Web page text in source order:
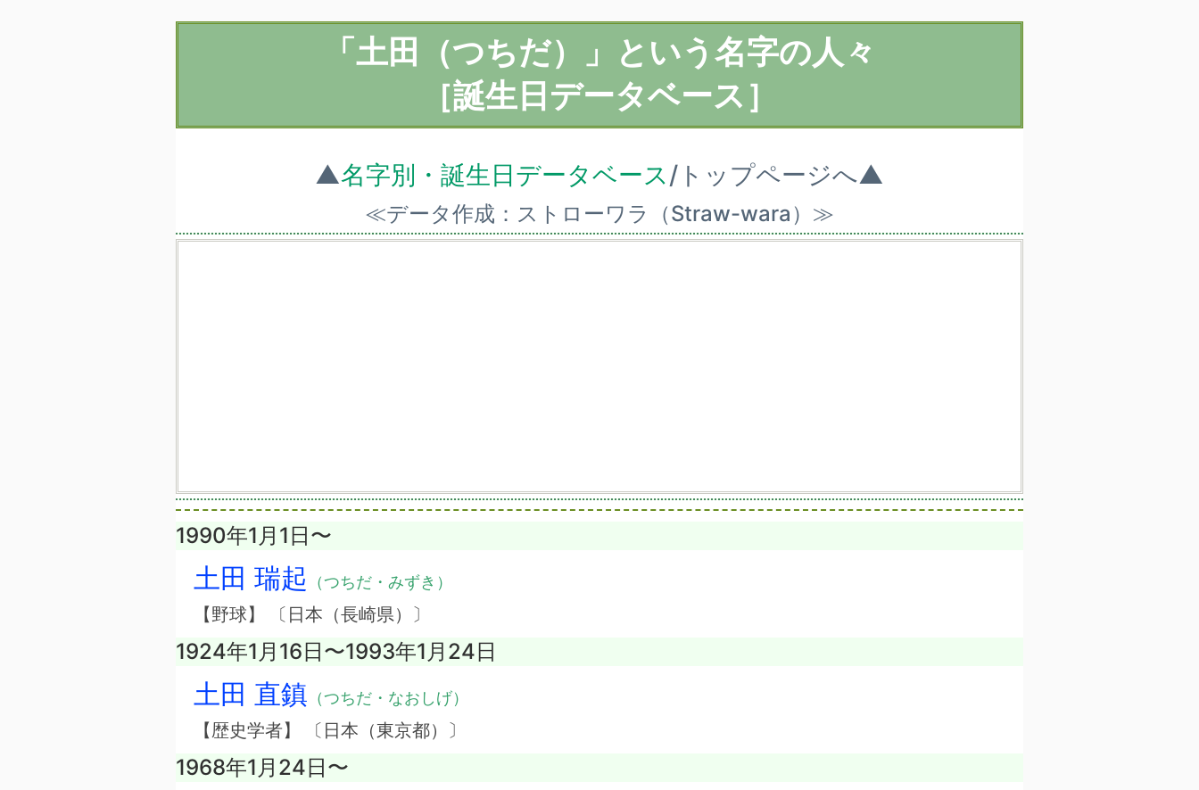
「土田（つちだ）」という名字の人々
［誕生日データベース］
▲名字別・誕生日データベース/トップページへ▲
≪データ作成：ストローワラ（Straw-wara）≫
1990年1月1日〜
土田 瑞起 （つちだ・みずき）
【野球】 〔日本（長崎県）〕
1924年1月16日〜1993年1月24日
土田 直鎮 （つちだ・なおしげ）
【歴史学者】 〔日本（東京都）〕
1968年1月24日〜